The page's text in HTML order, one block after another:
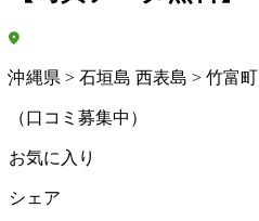
沖縄県 > 石垣島 西表島 > 竹富町
（口コミ募集中）
お気に入り
シェア